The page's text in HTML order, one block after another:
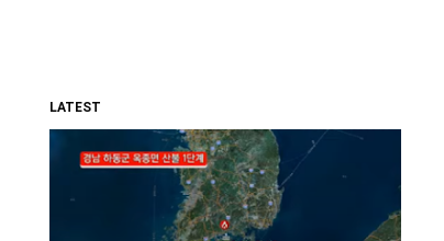
LATEST